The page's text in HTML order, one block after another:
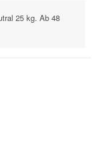
25 kg. Ab 48